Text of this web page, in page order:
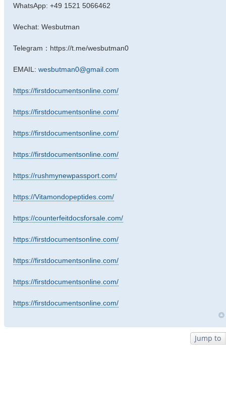
WhatsApp: +49 1521 5066462
Wechat: Wesbutman
Telegram：https://t.me/wesbutman0
EMAIL: wesbutman0@gmail.com
https://firstdocumentsonline.com/
https://firstdocumentsonline.com/
https://firstdocumentsonline.com/
https://firstdocumentsonline.com/
https://rushmynewpassport.com/
https://Vitamondopeptides.com/
https://counterfeitdocsforsale.com/
https://firstdocumentsonline.com/
https://firstdocumentsonline.com/
https://firstdocumentsonline.com/
https://firstdocumentsonline.com/
Jump to